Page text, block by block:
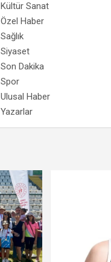
Kültür Sanat
Özel Haber
Sağlık
Siyaset
Son Dakika
Spor
Ulusal Haber
Yazarlar